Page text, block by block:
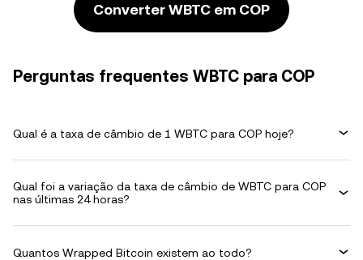
Converter WBTC em COP
Perguntas frequentes WBTC para COP
Qual é a taxa de câmbio de 1 WBTC para COP hoje?
Qual foi a variação da taxa de câmbio de WBTC para COP
nas últimas 24 horas?
Quantos Wrapped Bitcoin existem ao todo?